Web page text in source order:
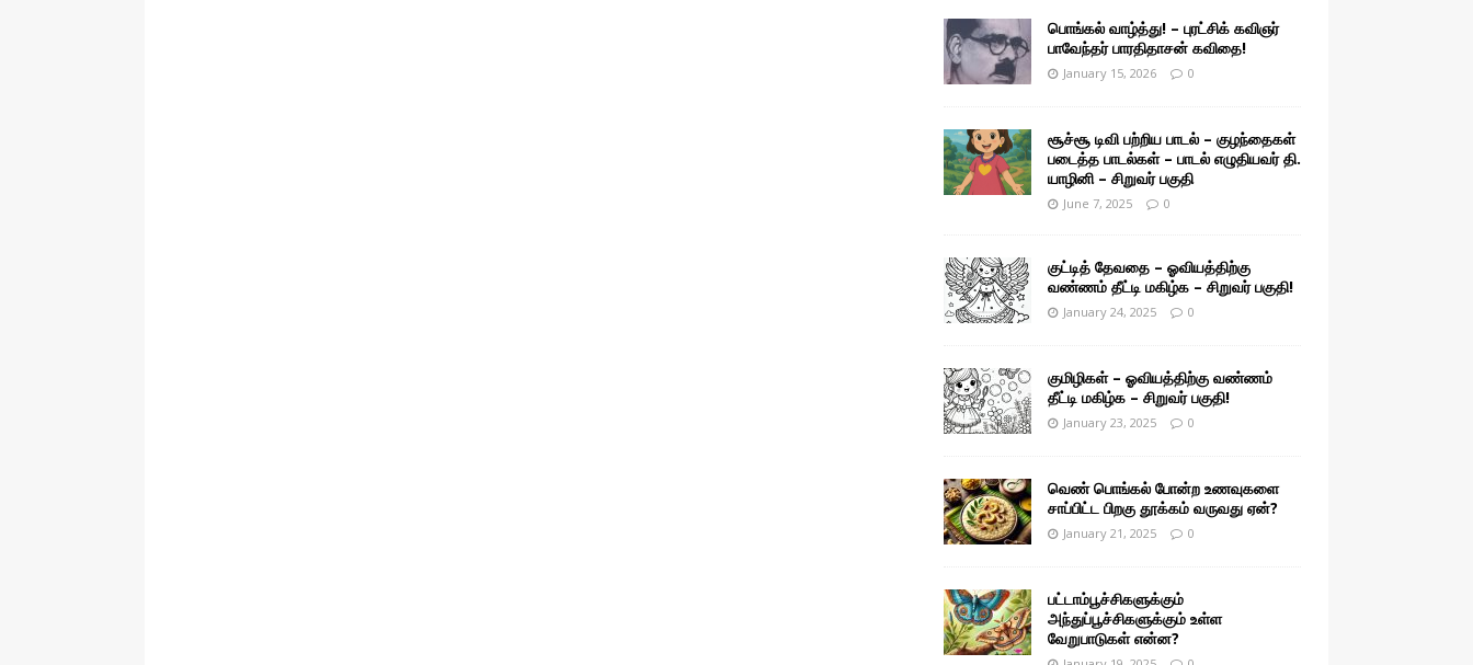
பொங்கல் வாழ்த்து! – புரட்சிக் கவிஞர்
பாவேந்தர் பாரதிதாசன் கவிதை!
January 15, 2026 0
சூச்சூ டிவி பற்றிய பாடல் – குழந்தைகள்
படைத்த பாடல்கள் – பாடல் எழுதியவர் தி.
யாழினி – சிறுவர் பகுதி
June 7, 2025 0
குட்டித் தேவதை – ஓவியத்திற்கு
வண்ணம் தீட்டி மகிழ்க – சிறுவர் பகுதி!
January 24, 2025 0
குமிழிகள் – ஓவியத்திற்கு வண்ணம்
தீட்டி மகிழ்க – சிறுவர் பகுதி!
January 23, 2025 0
வெண் பொங்கல் போன்ற உணவுகளை
சாப்பிட்ட பிறகு தூக்கம் வருவது ஏன்?
January 21, 2025 0
பட்டாம்பூச்சிகளுக்கும்
அந்துப்பூச்சிகளுக்கும் உள்ள
வேறுபாடுகள் என்ன?